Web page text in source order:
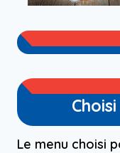
Le menu choisi